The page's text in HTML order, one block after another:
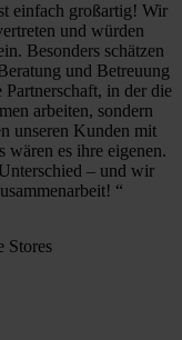
einfach großartig! Wir
und würden
Besonders schätzen
und Betreuung
in der die
arbeiten, sondern
unseren Kunden mit
wären es ihre eigenen.
– und wir
“